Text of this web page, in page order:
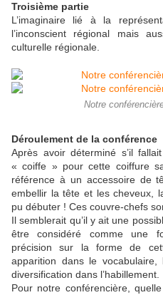
Troisième partie
L’imaginaire lié à la
l’inconscient régional mais
culturelle régionale.
Notre
Déroulement de la conférence
Après avoir déterminé s’il
« coiffe » pour cette coiffure
référence à un accessoire de
embellir la tête et les cheveux,
pu débuter ! Ces couvre-chefs
Il semblerait qu’il y ait une
être considéré comme une
précision sur la forme de
apparition dans le
diversification dans l’habillement.
Pour notre conférencière,